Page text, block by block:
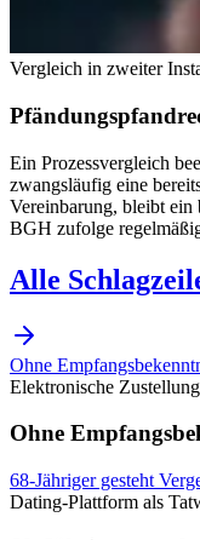
Vergleich in zweiter
Ein Prozessvergleich
zwangsläufig eine
Vereinbarung, bleibt ein
BGH zufolge
Alle
Ohne
Elektronische
Ohne
68-Jähriger gesteht
Dating-Plattform als